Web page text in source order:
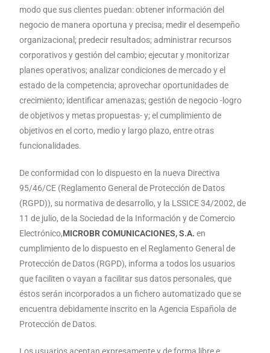
modo que sus clientes puedan: obtener información del
negocio de manera oportuna y precisa; medir el desempeño
organizacional; predecir resultados; administrar recursos
corporativos y gestión del cambio; ejecutar y monitorizar
planes operativos; analizar condiciones de mercado y el
estado de la competencia; aprovechar oportunidades de
crecimiento; identificar amenazas; gestión de negocio -logro
de objetivos y metas propuestas- y; el cumplimiento de
objetivos en el corto, medio y largo plazo, entre otras
funcionalidades.
De conformidad con lo dispuesto en la nueva Directiva
95/46/CE (Reglamento General de Protección de Datos
(RGPD)), su normativa de desarrollo, y la LSSICE 34/2002, de
11 de julio, de la Sociedad de la Información y de Comercio
Electrónico,MICROBR COMUNICACIONES, S.A. en
cumplimiento de lo dispuesto en el Reglamento General de
Protección de Datos (RGPD), informa a todos los usuarios
que faciliten o vayan a facilitar sus datos personales, que
éstos serán incorporados a un fichero automatizado que se
encuentra debidamente inscrito en la Agencia Española de
Protección de Datos.